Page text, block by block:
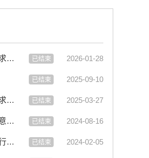
【征集】关于征询公众对《关于进一步明确我市部分行业（领域）安全监管职责分工的通知（征求意见稿）》意见的公告 已结束 2026-01-28
已结束 2025-09-10
【征集】关于征询公众对《六安市安全生产风险排查整治和责任倒查追究实施办法（试行）（征求意见稿）》意见的公告 已结束 2025-03-27
【征集】关于征询公众对《六安市危险化学品车辆运输事故应急处置工作规则（征求意见稿）》意见的公告 已结束 2024-08-16
【征集】关于征询公众对《六安市应急管理行政执法技术检查员和社会监督员工作实施细则（试行）（征求意见稿）》意... 已结束 2024-02-05